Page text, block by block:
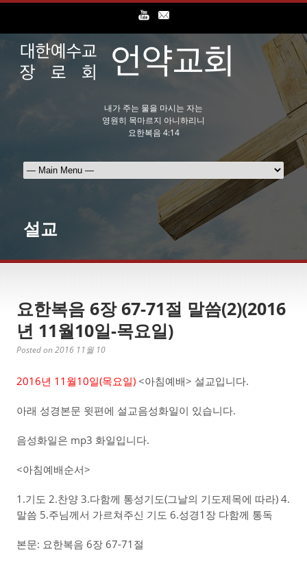
내가 주는 물을 마시는 자는
영원히 목마르지 아니하리니
요한복음 4:14
설교
요한복음 6장 67-71절 말씀(2)(2016
년 11월10일-목요일)
Posted on 2016 11월 10
2016년 11월10일(목요일) <아침예배> 설교입니다.
아래 성경본문 윗편에 설교음성화일이 있습니다.
음성화일은 mp3 화일입니다.
<아침예배순서>
1.기도 2.찬양 3.다함께 통성기도(그날의 기도제목에 따라) 4.
말씀 5.주님께서 가르쳐주신 기도 6.성경1장 다함께 통독
본문: 요한복음 6장 67-71절